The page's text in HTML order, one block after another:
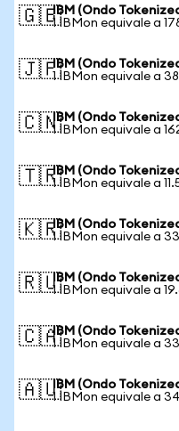
🇬🇧IBM (Ondo
1 IBMon equivale a
🇯🇵IBM (Ondo
1 IBMon equivale a
🇨🇳IBM (Ondo
1 IBMon equivale a
🇹🇷IBM (Ondo
1 IBMon equivale a
🇰🇷IBM (Ondo
1 IBMon equivale a
🇷🇺IBM (Ondo
1 IBMon equivale a
🇨🇦IBM (Ondo
1 IBMon equivale a
🇦🇺IBM (Ondo
1 IBMon equivale a